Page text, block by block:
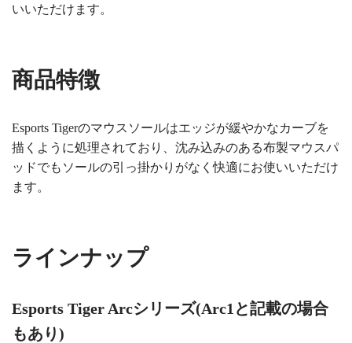
いいただけます。
商品特徴
Esports Tigerのマウスソールはエッジが緩やかなカーブを
描くように処理されており、沈み込みのある布製マウスパ
ッドでもソールの引っ掛かりがなく快適にお使いいただけ
ます。
ラインナップ
Esports Tiger Arcシリーズ(Arc1と記載の場合
もあり)